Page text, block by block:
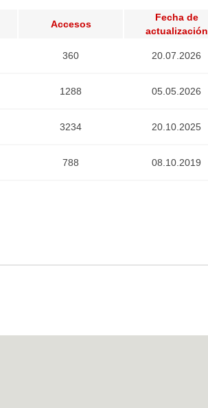
Accesos
Fecha de
actualización
360 20.07.2026
1288 05.05.2026
3234 20.10.2025
788 08.10.2019